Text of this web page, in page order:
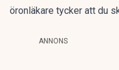
öronläkare tycker att du
ANNONS